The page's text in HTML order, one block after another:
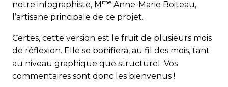
notre infographiste, M me Anne-Marie Boiteau,
l’artisane prin­cipale de ce projet.
Certes, cette version est le fruit de plusieurs mois
de ré­flexion. Elle se bonifiera, au fil des mois, tant
au niveau graphique que structurel. Vos
commentaires sont donc les bienvenus !